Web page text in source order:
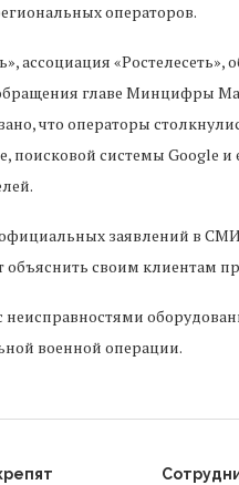
операторов.
ассоциация
главе Минцифры
что операторы
системы Google и
официальных заявлений в
своим клиентам
военной операции.